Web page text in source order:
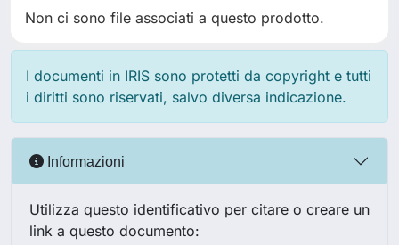
Non ci sono file associati a questo prodotto.
I documenti in IRIS sono protetti da copyright e tutti
i diritti sono riservati, salvo diversa indicazione.
Informazioni
Utilizza questo identificativo per citare o creare un
link a questo documento: